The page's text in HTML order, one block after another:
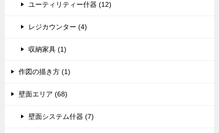
ユーティリティー什器 (12)
レジカウンター (4)
収納家具 (1)
作図の描き方 (1)
壁面エリア (68)
壁面システム什器 (7)